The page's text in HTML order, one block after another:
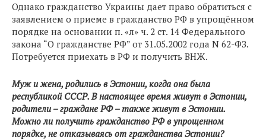
Однако гражданство Украины дает право обратиться с
заявлением о приеме в гражданство РФ в упрощённом
порядке на основании п. «л» ч. 2 ст. 14 Федерального
закона “О гражданстве РФ” от 31.05.2002 года N 62-ФЗ.
Потребуется приехать в РФ и получить ВНЖ.
Муж и жена, родились в Эстонии, когда она была
республикой СССР. В настоящее время живут в Эстонии,
родители – граждане РФ – также живут в Эстонии.
Можно ли получить гражданство РФ в упрощенном
порядке, не отказываясь от гражданства Эстонии?